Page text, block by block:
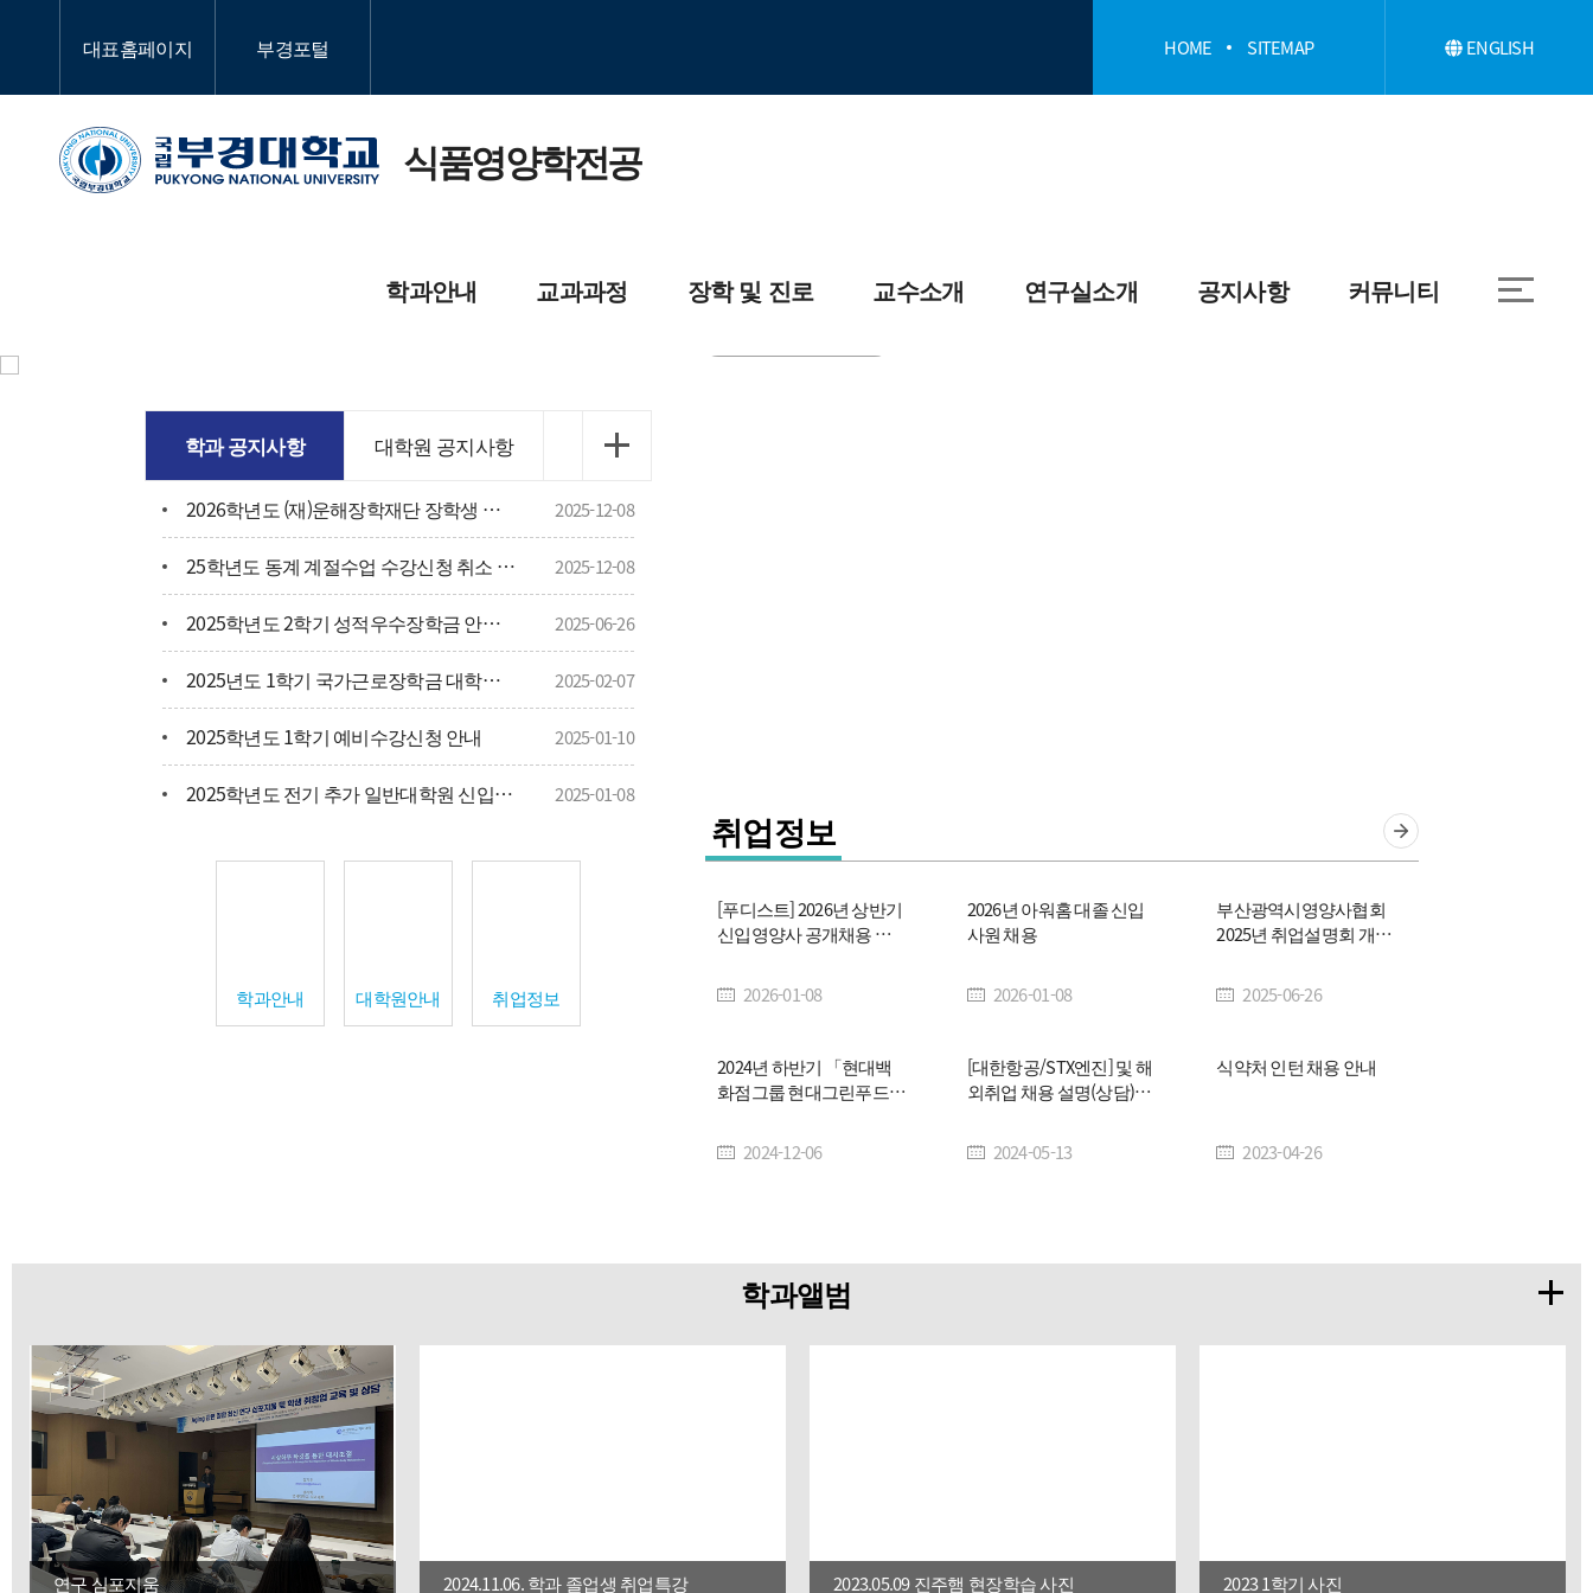
대표홈페이지 부경포털 HOME SITEMAP ENGLISH
식품영양학전공
학과안내
교육목적 및 인재상
대학원소개
연혁
학사일정
찾아오시는 길
교과과정
학과교육과정
대학원교육과정
장학 및 진로 교수소개 연구실소개 공지사항 커뮤니티
학과 공지사항 대학원 공지사항
2026학년도 (재)운해장학재단 장학생 신청 안내 2025-12-08
25학년도 동계 계절수업 수강신청 취소 안내 2025-12-08
2025학년도 2학기 성적우수장학금 안내 및 선발을 위한 토익성적 제출 2025-06-26
2025년도 1학기 국가근로장학금 대학신청 안내 2025-02-07
2025학년도 1학기 예비수강신청 안내 2025-01-10
2025학년도 전기 추가 일반대학원 신입생 모집 안내 2025-01-08
취업정보
[푸디스트] 2026년 상반기
신입영양사 공개채용 안
2026-01-08
2026년 아워홈 대졸 신입
사원 채용
2026-01-08
부산광역시영양사협회
2025년 취업설명회 개최
2025-06-26
2024년 하반기 「현대백
화점그룹 현대그린푸드」
2024-12-06
[대한항공/STX엔진] 및 해
외취업 채용 설명(상담)회
2024-05-13
식약처 인턴 채용 안내
2023-04-26
학과안내 대학원안내 취업정보
학과앨범
연구 심포지움 2024.11.06. 학과 졸업생 취업특강 2023.05.09 진주햄 현장학습 사진 2023 1학기 사진